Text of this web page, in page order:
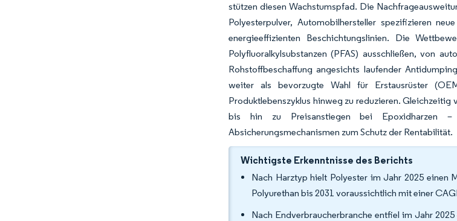
stützen diesen Wachstumspfad. Die
Polyesterpulver, Automobilhersteller spezifizieren
energieeffizienten Beschichtungslinien. Die
Polyfluoralkylsubstanzen (PFAS) ausschließen, von
Rohstoffbeschaffung angesichts laufender
weiter als bevorzugte Wahl für Erstausrüster
Produktlebenszyklus hinweg zu reduzieren.
bis hin zu Preisanstiegen bei Epoxidharzen –
Absicherungsmechanismen zum Schutz der Rentabilität.
Wichtigste Erkenntnisse des Berichts
Nach Harztyp hielt Polyester im Jahr 2025 einen
Polyurethan bis 2031 voraussichtlich mit einer
Nach Endverbraucherbranche entfiel im Jahr